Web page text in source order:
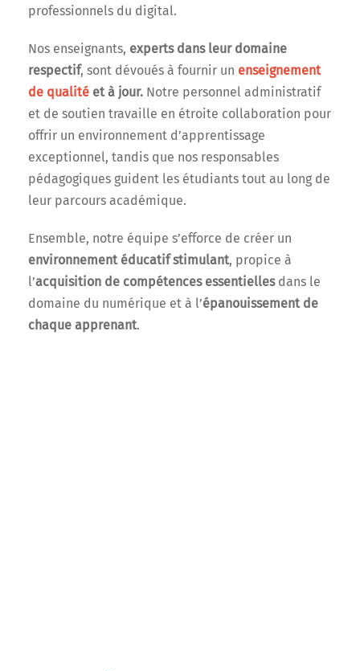
professionnels du digital.
Nos enseignants, experts dans leur domaine
respectif, sont dévoués à fournir un enseignement
de qualité et à jour. Notre personnel administratif
et de soutien travaille en étroite collaboration pour
offrir un environnement d’apprentissage
exceptionnel, tandis que nos responsables
pédagogiques guident les étudiants tout au long de
leur parcours académique.
Ensemble, notre équipe s’efforce de créer un
environnement éducatif stimulant, propice à
l’acquisition de compétences essentiellesdans le
domaine du numérique et à l’épanouissement de
chaque apprenant.